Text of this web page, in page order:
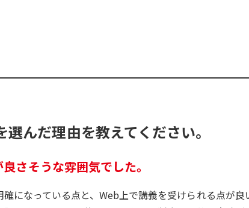
選んだ理由を教えてください。
さそうな雰囲気でした。
になっている点と、Web上で講義を受けられる点が良